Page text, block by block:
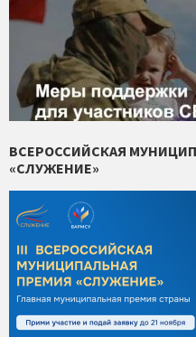
ВСЕРОССИЙСКАЯ
«СЛУЖЕНИЕ»